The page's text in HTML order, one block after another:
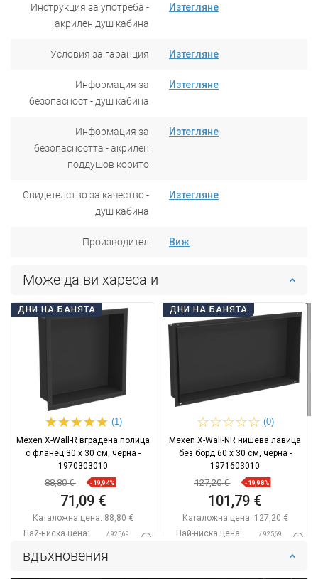
Инструкция за употреба -
акрилен душ кабина
Изтегляне
Условия за гаранция Изтегляне
Информация за
безопасност - душ кабина
Изтегляне
Информация за
безопасността - акрилен
поддушов корито
Изтегляне
Свидетелство за качество -
душ кабина
Изтегляне
Производител Виж
Може да ви хареса и
ДНИ НА БАНЯТА
(1)
Mexen X-Wall-R вградена полица
с фланец 30 x 30 см, черна -
1970303010
88,80 € -19,94%
71,09 €
Каталожна цена: 88,80 €
Най-ниска цена:
/ 925,69
Наличност:В наличност
ДНИ НА БАНЯТА
(0)
Mexen X-Wall-NR нишева лавица
без борд 60 x 30 см, черна -
1971603010
127,20 € -19,98%
101,79 €
Каталожна цена: 127,20 €
Най-ниска цена:
/ 925,69
вдъхновения